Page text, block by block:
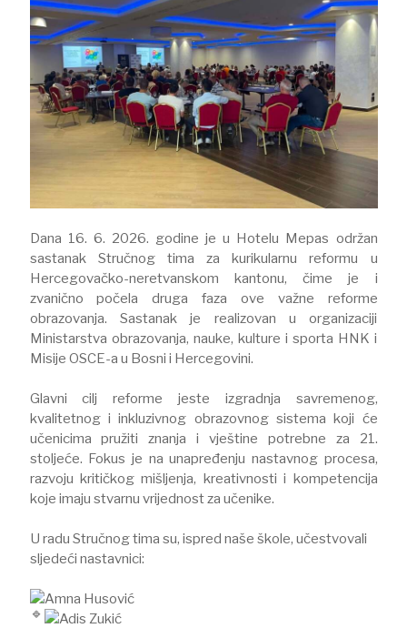
Dana 16. 6. 2026. godine je u Hotelu Mepas održan
sastanak Stručnog tima za kurikularnu reformu u
Hercegovačko-neretvanskom kantonu, čime je i
zvanično počela druga faza ove važne reforme
obrazovanja. Sastanak je realizovan u organizaciji
Ministarstva obrazovanja, nauke, kulture i sporta HNK i
Misije OSCE-a u Bosni i Hercegovini.
Glavni cilj reforme jeste izgradnja savremenog,
kvalitetnog i inkluzivnog obrazovnog sistema koji će
učenicima pružiti znanja i vještine potrebne za 21.
stoljeće. Fokus je na unapređenju nastavnog procesa,
razvoju kritičkog mišljenja, kreativnosti i kompetencija
koje imaju stvarnu vrijednost za učenike.
U radu Stručnog tima su, ispred naše škole, učestvovali
sljedeći nastavnici:
Amna Husović
Adis Zukić